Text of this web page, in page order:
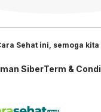
Sehat ini, semoga
SiberTerm &